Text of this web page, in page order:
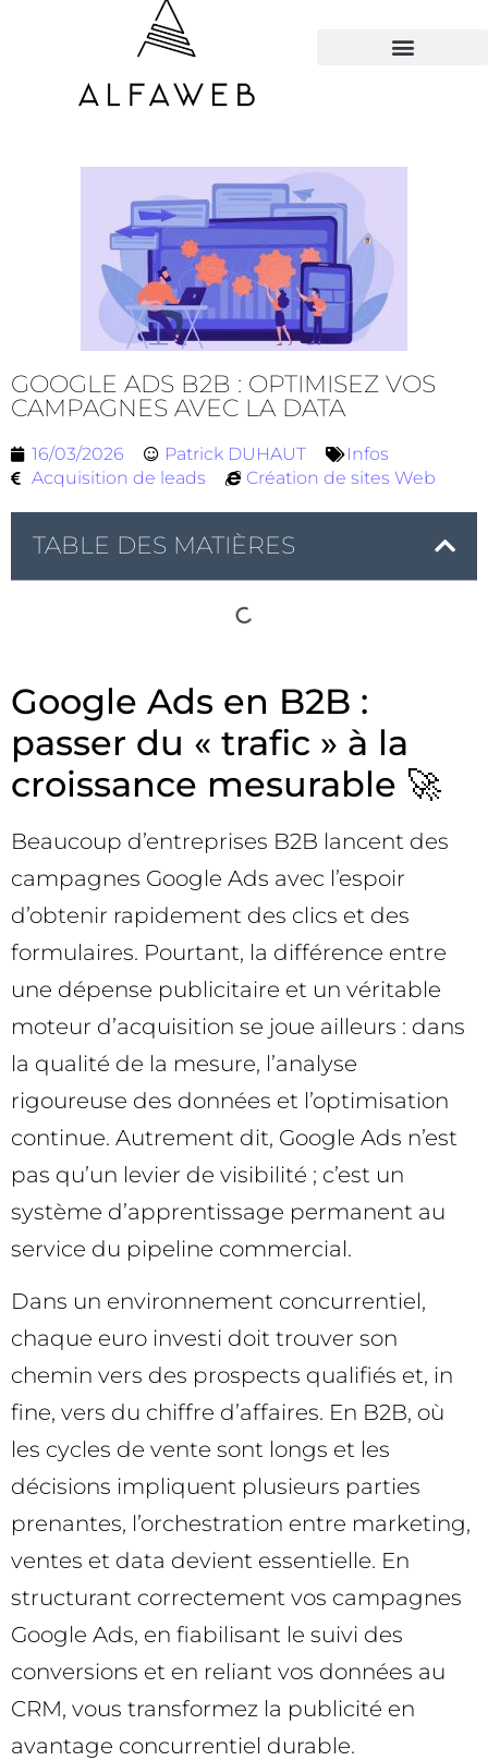
GOOGLE ADS B2B : OPTIMISEZ VOS
CAMPAGNES AVEC LA DATA
16/03/2026 Patrick DUHAUT
Infos
Acquisition de leads
Création de sites Web
TABLE DES MATIÈRES
Google Ads en B2B :
passer du « trafic » à la
croissance mesurable 🚀
Beaucoup d’entreprises B2B lancent des
campagnes Google Ads avec l’espoir
d’obtenir rapidement des clics et des
formulaires. Pourtant, la différence entre
une dépense publicitaire et un véritable
moteur d’acquisition se joue ailleurs : dans
la qualité de la mesure, l’analyse
rigoureuse des données et l’optimisation
continue. Autrement dit, Google Ads n’est
pas qu’un levier de visibilité ; c’est un
système d’apprentissage permanent au
service du pipeline commercial.
Dans un environnement concurrentiel,
chaque euro investi doit trouver son
chemin vers des prospects qualifiés et, in
fine, vers du chiffre d’affaires. En B2B, où
les cycles de vente sont longs et les
décisions impliquent plusieurs parties
prenantes, l’orchestration entre marketing,
ventes et data devient essentielle. En
structurant correctement vos campagnes
Google Ads, en fiabilisant le suivi des
conversions et en reliant vos données au
CRM, vous transformez la publicité en
avantage concurrentiel durable.